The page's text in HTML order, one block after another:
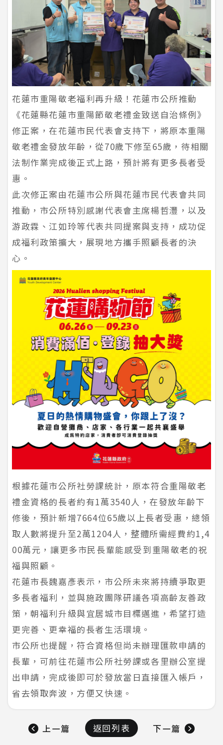
花蓮市重陽敬老福利再升級！花蓮市公所推動
《花蓮縣花蓮市重陽節敬老禮金致送自治條例》
修正案，在花蓮市民代表會支持下，將原本重陽
敬老禮金發放年齡，從70歲下修至65歲，待相關
法制作業完成後正式上路，預計將有更多長者受
惠。
此次修正案由花蓮市公所與花蓮市民代表會共同
推動，市公所特別感謝代表會主席楊哲灃，以及
游政霖、江如玲等代表共同提案與支持，成功促
成福利政策擴大，展現地方攜手照顧長者的決
心。
根據花蓮市公所社勞課統計，原本符合重陽敬老
禮金資格的長者約有1萬3540人，在發放年齡下
修後，預計新增7664位65歲以上長者受惠，總領
取人數將提升至2萬1204人，整體所需經費約1,4
00萬元，讓更多市民長輩能感受到重陽敬老的祝
福與照顧。
花蓮市長魏嘉彥表示，市公所未來將持續爭取更
多長者福利，並與施政團隊研議各項高齡友善政
策，朝福利升級與宜居城市目標邁進，希望打造
更完善、更幸福的長者生活環境。
市公所也提醒，符合資格但尚未辦理匯款申請的
長輩，可前往花蓮市公所社勞課或各里辦公室提
出申請，完成後即可於發放當日直接匯入帳戶，
省去領取奔波，方便又快速。
上一篇 返回列表 下一篇